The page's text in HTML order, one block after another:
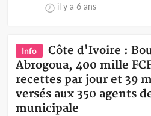
il y a 6 ans
Info
Côte d'Ivoire :
Abrogoua, 400 mille
recettes par jour et 39
versés aux 350 agents
municipale